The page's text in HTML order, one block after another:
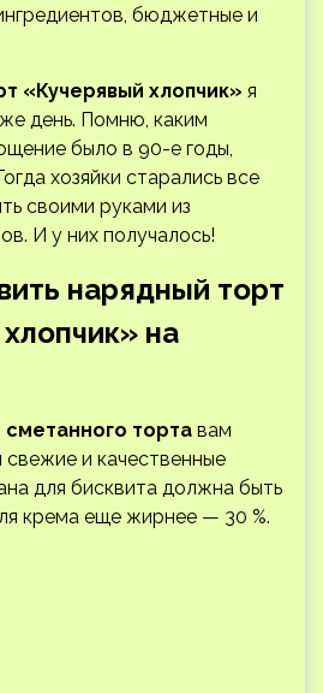
бюджетные и
«Кучерявый хлопчик» я
день. Помню, каким
было в 90-е годы,
хозяйки старались все
своими руками из
И у них получалось!
нарядный торт
на
сметанного торта вам
и качественные
для бисквита должна быть
крема еще жирнее — 30 %.